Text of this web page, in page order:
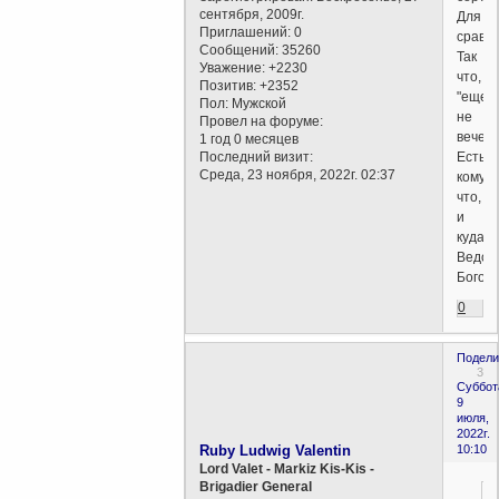
сентября, 2009г.
Приглашений: 0
Сообщений: 35260
Уважение: +2230
Позитив: +2352
Пол: Мужской
Провел на форуме:
1 год 0 месяцев
Последний визит:
Среда, 23 ноября, 2022г. 02:37
Для
Так
что,
"еще
не
Есть
кому,
что,
и
куда.
Богом.
0
3
9
июля,
2022г.
10:10
Ruby Ludwig Valentin
Lord Valet - Markiz Kis-Kis -
Brigadier General